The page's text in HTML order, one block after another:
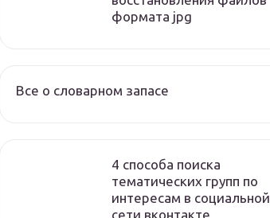
формата jpg
Все о словарном запасе
4 способа поиска
тематических групп по
интересам в социальной
сети вконтакте